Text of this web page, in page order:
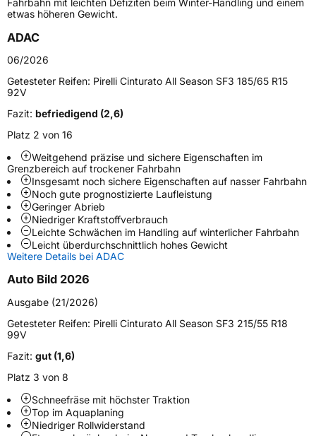
Fahrzeugtyp
VerwendungGanzjahresreifen
Modellname
FahrzeugartPKW & SUV
Weitere Eigenschaften
SchlauchtypTL
ZustandNeureifen
M+SJa
VerstärktXL
Felgenschutz
EU Label
EffizienzB
NasshaftungA
Fahrbahn mit leichten Defiziten beim Winter-Handling und einem
etwas höheren Gewicht.
ADAC
06/2026
Getesteter Reifen: Pirelli Cinturato All Season SF3 185/65 R15
92V
Fazit: befriedigend (2,6)
Platz 2 von 16
Weitgehend präzise und sichere Eigenschaften im
Grenzbereich auf trockener Fahrbahn
Insgesamt noch sichere Eigenschaften auf nasser Fahrbahn
Noch gute prognostizierte Laufleistung
Geringer Abrieb
Niedriger Kraftstoffverbrauch
Leichte Schwächen im Handling auf winterlicher Fahrbahn
Leicht überdurchschnittlich hohes Gewicht
Weitere Details bei ADAC
Auto Bild 2026
Ausgabe (21/2026)
Getesteter Reifen: Pirelli Cinturato All Season SF3 215/55 R18
99V
Fazit: gut (1,6)
Platz 3 von 8
Schneefräse mit höchster Traktion
Top im Aquaplaning
Niedriger Rollwiderstand